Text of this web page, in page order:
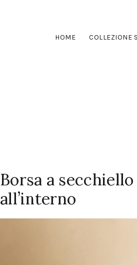
HOME COLLEZIONE
Borsa a
all’interno